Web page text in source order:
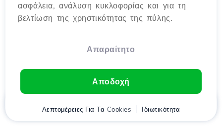
ασφάλεια, ανάλυση κυκλοφορίας και για τη
βελτίωση της χρηστικότητας της πύλης.
Απαραίτητο
Αποδοχή
Λεπτομέρειες Για Τα Cookies Ιδιωτικότητα
Πελάτης Καλάθι Chat